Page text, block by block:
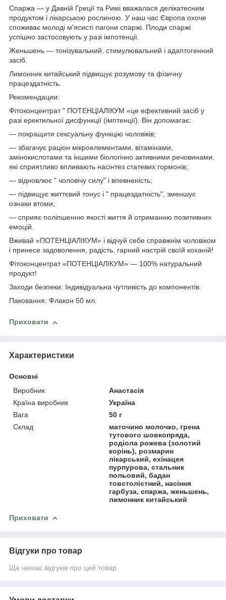
Спаржа — у Давній Греції та Римі вважалася делікатесним
продуктом і лікарською рослиною. У наш час Європа охоче
споживає молоді м'ясисті пагони спаржі. Плоди спаржі
успішно застосовують у разі імпотенції.
Женьшень — тонізувальний, стимулювальний і адаптогенний
засіб.
Лимонник китайський підвищує розумову та фізичну
працездатність.
Рекомендации:
Фітоконцентрат " ПОТЕНЦІАЛІКУМ «це ефективний засіб у
разі еректильної дисфункції (імптенції). Він допомагає:
— покращити сексуальну функцію чоловіків;
— збагачує раціон мікроелементами, вітамінами,
амінокислотами та іншими біологічно активними речовинами,
які сприятливо впливають насінтез статевих гормонів;
— відновлює " чоловічу силу" і впевненість;
— підвищує життєвий тонус і " працездатність", зменшує
ознаки втоми;
— сприяє поліпшенню якості життя й отриманню позитивних
емоцій.
Вживай «ПОТЕНЦІАЛІКУМ» і відчуй себе справжнім чоловіком
і принесе задоволення, радість, гарний настрій своїй коханій!
Фітоконцентрат «ПОТЕНЦІАЛІКУМ» — 100% натуральний
продукт!
Заходи безпеки: Індивідуальна чутливість до компонентів.
Паковання: Флакон 50 мл.
Приховати
Характеристики
Основні
Виробник
Анастасія
Країна виробник
Україна
Вага
50 г
Склад
маточино молочко, грена
тутового шовкопряда,
родіола рожева (золотий
корінь), розмарин
лікарський, ехінацея
пурпурова, стальник
польовий, бадан
товстолістний, насіння
гарбуза, спаржа, женьшень,
лимонник китайський
Приховати
Відгуки про товар
Ще немає відгуків про цей товар